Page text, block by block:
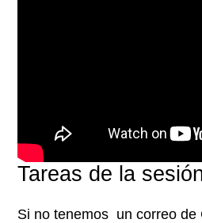
Tareas de la
Si no tenemos un correo de